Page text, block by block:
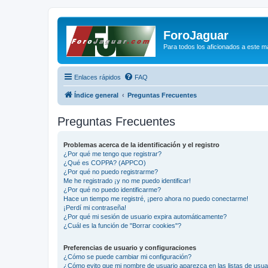
ForoJaguar
Para todos los aficionados a este
Enlaces rápidos FAQ
Índice general Preguntas Frecuentes
Preguntas Frecuentes
Problemas acerca de la identificación y el registro
¿Por qué me tengo que registrar?
¿Qué es COPPA? (APPCO)
¿Por qué no puedo registrarme?
Me he registrado ¡y no me puedo identificar!
¿Por qué no puedo identificarme?
Hace un tiempo me registré, ¡pero ahora no puedo conectarme!
¡Perdí mi contraseña!
¿Por qué mi sesión de usuario expira automáticamente?
¿Cuál es la función de "Borrar cookies"?
Preferencias de usuario y configuraciones
¿Cómo se puede cambiar mi configuración?
¿Cómo evito que mi nombre de usuario aparezca en las listas de